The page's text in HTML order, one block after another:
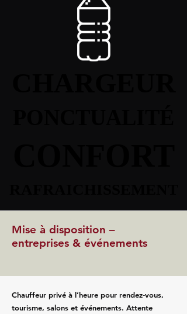
Mise à disposition –
entreprises & événements
Chauffeur privé à l’heure pour rendez‑vous,
tourisme, salons et événements. Attente